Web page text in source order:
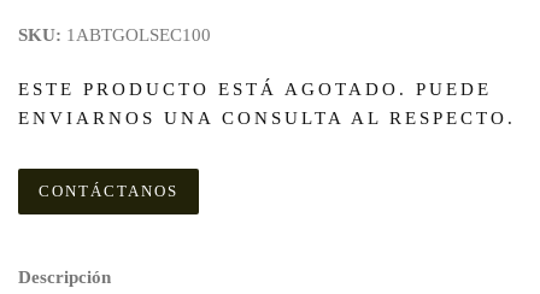
SKU: 1ABTGOLSEC100
ESTE PRODUCTO ESTÁ AGOTADO. PUEDE
ENVIARNOS UNA CONSULTA AL RESPECTO.
CONTÁCTANOS
Descripción